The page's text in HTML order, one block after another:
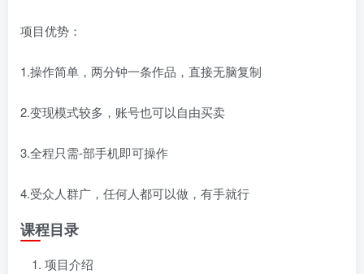
项目优势：
1.操作简单，两分钟一条作品，直接无脑复制
2.变现模式较多，账号也可以自由买卖
3.全程只需-部手机即可操作
4.受众人群广，任何人都可以做，有手就行
课程目录
项目介绍